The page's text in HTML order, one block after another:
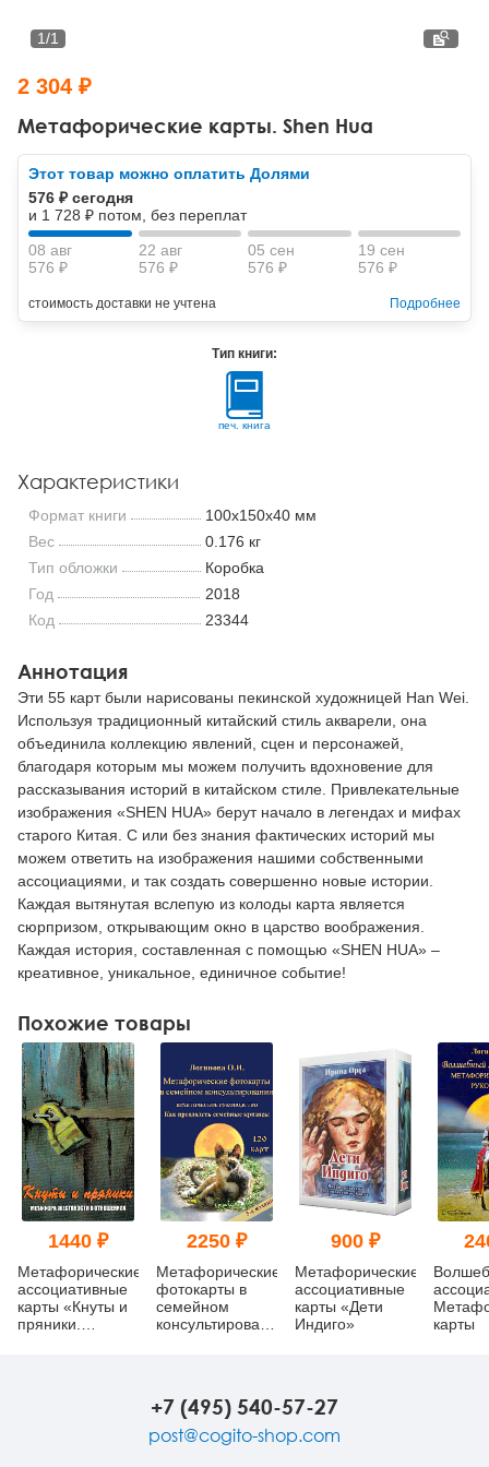
Другие направления психотерапии
Классический, эриксоновский гипноз и НЛП
НЛП
Социальная психология
Классический и юнгианский психоанализ
Метафорические карты. Shen Hua
1/1
2 304 ₽
Этот товар можно оплатить Долями
576 ₽ сегодня
и 1 728 ₽ потом, без переплат
08 авг
576 ₽
22 авг
576 ₽
05 сен
576 ₽
19 сен
576 ₽
стоимость доставки не учтена Подробнее
Тип книги:
печ. книга
Характеристики
Формат книги
100x150x40 мм
Вес
0.176 кг
Тип обложки
Коробка
Год
2018
Код
23344
Аннотация
Эти 55 карт были нарисованы пекинской художницей Han Wei.
Используя традиционный китайский стиль акварели, она
объединила коллекцию явлений, сцен и персонажей,
благодаря которым мы можем получить вдохновение для
рассказывания историй в китайском стиле. Привлекательные
изображения «SHEN HUA» берут начало в легендах и мифах
старого Китая. С или без знания фактических историй мы
можем ответить на изображения нашими собственными
ассоциациями, и так создать совершенно новые истории.
Каждая вытянутая вслепую из колоды карта является
сюрпризом, открывающим окно в царство воображения.
Каждая история, составленная с помощью «SHEN HUA» –
креативное, уникальное, единичное событие!
Похожие товары
1440 ₽
Метафорические
ассоциативные
карты «Кнуты и
пряники.
2250 ₽
Метафорические
фотокарты в
семейном
консультировании.
кризисы
900 ₽
Метафорические
ассоциативные
карты «Дети
Индиго»
карты
+7 (495) 540-57-27
post@cogito-shop.com